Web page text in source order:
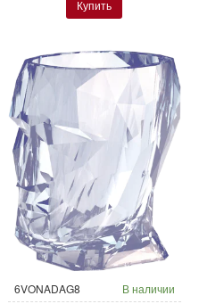
Купить
6VONADAG8 В наличии